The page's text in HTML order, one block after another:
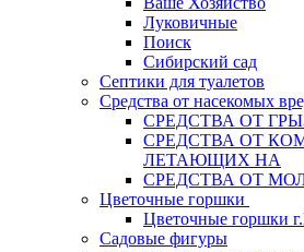
Луковичные
Поиск
Сибирский сад
Септики для туалетов
Средства от насекомых
СPEДСТВА ОТ
СРЕДСТВА ОТ
ЛЕТАЮЩИХ НА
СРЕДСТВА ОТ
Цветочные горшки
Цветочные горшки
Садовые фигуры